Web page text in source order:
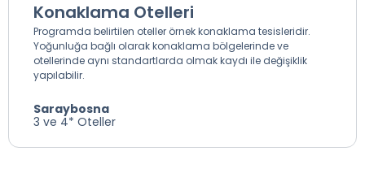
Konaklama Otelleri
Programda belirtilen oteller örnek konaklama tesisleridir.
Yoğunluğa bağlı olarak konaklama bölgelerinde ve
otellerinde aynı standartlarda olmak kaydı ile değişiklik
yapılabilir.
Saraybosna
3 ve 4* Oteller